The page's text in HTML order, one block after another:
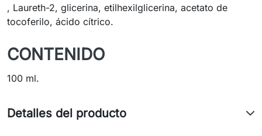
, Laureth-2, glicerina, etilhexilglicerina, acetato de
tocoferilo, ácido cítrico.
CONTENIDO
100 ml.
Detalles del producto